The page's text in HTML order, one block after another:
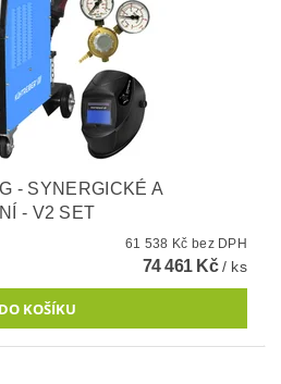
- SYNERGICKÉ A
- V2 SET
61 538 Kč bez DPH
74 461 Kč/ ks